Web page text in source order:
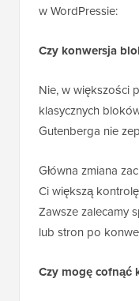
w WordPressie:
Czy konwersja
Nie, w większości
klasycznych
Gutenberga nie
Główna zmiana
Ci większą
Zawsze zalecamy
lub stron po
Czy mogę cofnąć